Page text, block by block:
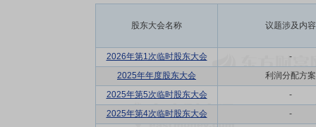
股东大会名称 议题涉及内容
2026年第1次临时股东大会
-
2025年年度股东大会
利润分配方案
2025年第5次临时股东大会
-
2025年第4次临时股东大会
-